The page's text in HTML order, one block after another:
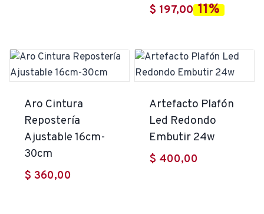
precio
$ 221,00.
$ 197,00El
es:
$ 197,00.
11%
Aro Cintura
Repostería
Ajustable 16cm-
30cm
$ 360,00
Artefacto Plafón
Led Redondo
Embutir 24w
$ 400,00